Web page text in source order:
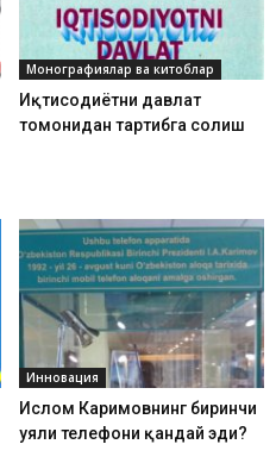
Монографиялар ва китоблар
Иқтисодиётни давлат
томонидан тартибга солиш
Инновация
Ислом Каримовнинг биринчи
уяли телефони қандай эди?